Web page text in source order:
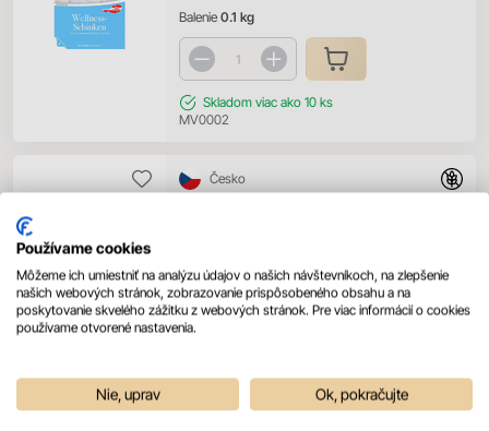
Balenie 0.1 kg
Skladom viac ako 10 ks
MV0002
Česko
Prihlásiť sa
Balenie
Používame cookies
Môžeme ich umiestniť na analýzu údajov o našich návštevníkoch, na zlepšenie
našich webových stránok, zobrazovanie prispôsobeného obsahu a na
poskytovanie skvelého zážitku z webových stránok. Pre viac informácií o cookies
používame otvorené nastavenia.
Nie, uprav Ok, pokračujte